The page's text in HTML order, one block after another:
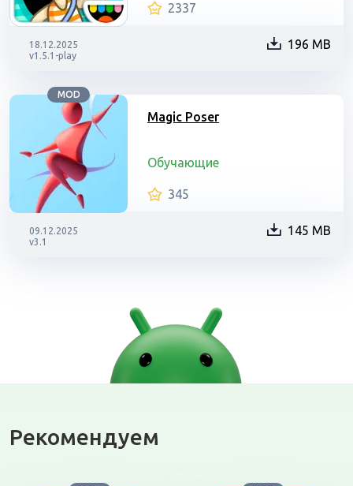
2337
18.12.2025
v1.5.1-play
196 MB
MOD
Magic Poser
Обучающие
345
09.12.2025
v3.1
145 MB
Рекомендуем